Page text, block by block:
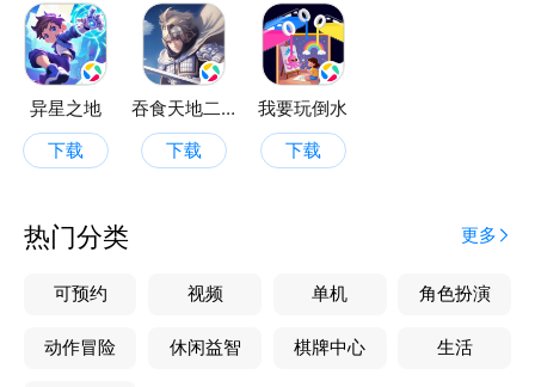
异星之地
下载
吞食天地二合一
下载
我要玩倒水
下载
热门分类 更多
可预约 视频 单机 角色扮演
动作冒险 休闲益智 棋牌中心 生活